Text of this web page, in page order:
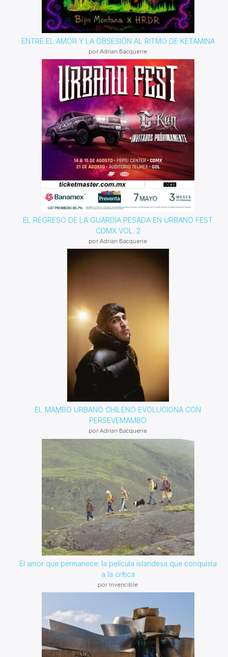
ENTRE EL AMOR Y LA OBSESIÓN AL RITMO DE KETAMINA
por Adrian Bacquerie
EL REGRESO DE LA GUARDIA PESADA EN URBANO FEST
CDMX VOL. 2
por Adrian Bacquerie
EL MAMBO URBANO CHILENO EVOLUCIONA CON
PERSEVEMAMBO
por Adrian Bacquerie
El amor que permanece: la película islandesa que conquista
a la crítica
por Invencible